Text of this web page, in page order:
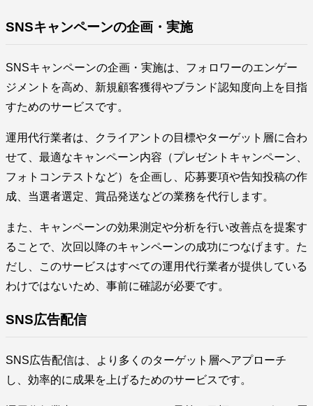
SNSキャンペーンの企画・実施
SNSキャンペーンの企画・実施は、フォロワーのエンゲー
ジメントを高め、新規顧客獲得やブランド認知度向上を目指
すためのサービスです。
運用代行業者は、クライアントの目標やターゲット層に合わ
せて、最適なキャンペーン内容（プレゼントキャンペーン、
フォトコンテストなど）を企画し、応募要項や告知投稿の作
成、当選者選定、賞品発送などの業務を代行します。
また、キャンペーンの効果測定や分析を行い改善点を提案す
ることで、次回以降のキャンペーンの成功につなげます。た
だし、このサービスはすべての運用代行業者が提供している
わけではないため、事前に確認が必要です。
SNS広告配信
SNS広告配信は、より多くのターゲット層へアプローチ
し、効率的に成果を上げるためのサービスです。